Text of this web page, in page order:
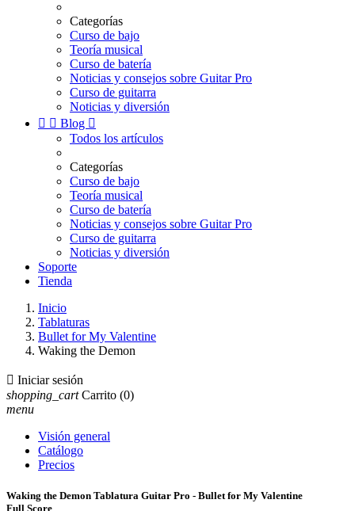
Categorías
Curso de bajo
Teoría musical
Curso de batería
Noticias y consejos sobre Guitar Pro
Curso de guitarra
Noticias y diversión
  Blog 
Todos los artículos
Categorías
Curso de bajo
Teoría musical
Curso de batería
Noticias y consejos sobre Guitar Pro
Curso de guitarra
Noticias y diversión
Soporte
Tienda
Inicio
Tablaturas
Bullet for My Valentine
Waking the Demon
 Iniciar sesión
shopping_cart Carrito (0)
menu
Visión general
Catálogo
Precios
Waking the Demon Tablatura Guitar Pro - Bullet for My Valentine
Full Score